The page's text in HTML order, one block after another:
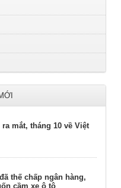
mắt, tháng 10 về Việt
thế chấp ngân hàng,
cầm xe ô tô